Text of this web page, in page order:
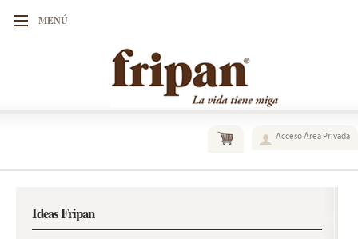
MENÚ
Acceso Área Privada
Ideas Fripan